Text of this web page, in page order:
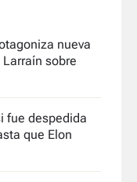
nueva
sobre
fue despedida
que Elon